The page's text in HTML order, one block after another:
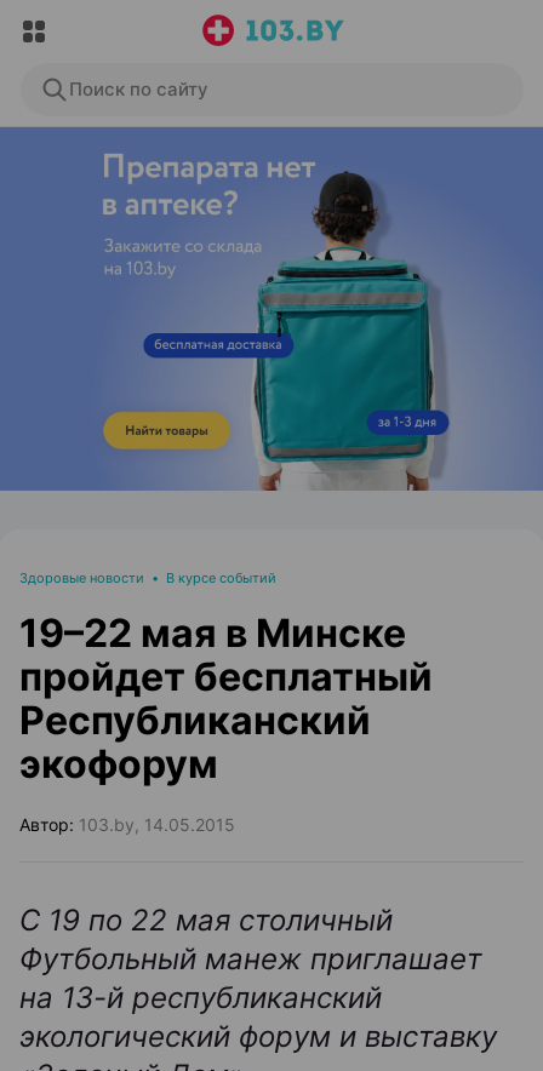
Поиск по сайту
ЭФФЕКТИВНАЯ РЕКЛАМА НА САЙТЕ
Здоровые новости • В курсе событий
19–22 мая в Минске
пройдет бесплатный
Республиканский
экофорум
Автор: 103.by, 14.05.2015
С 19 по 22 мая столичный
Футбольный манеж приглашает
на 13-й республиканский
экологический форум и выставку